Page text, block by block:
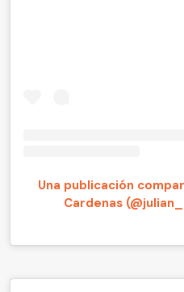
Una publicación
Cardenas